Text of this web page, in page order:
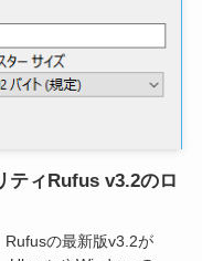
ティRufus v3.2のロ
Rufusの最新版v3.2が